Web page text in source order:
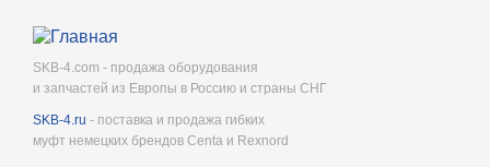
SKB-4.com - продажа оборудования
и запчастей из Европы в Россию и страны СНГ
SKB-4.ru - поставка и продажа гибких
муфт немецких брендов Centa и Rexnord